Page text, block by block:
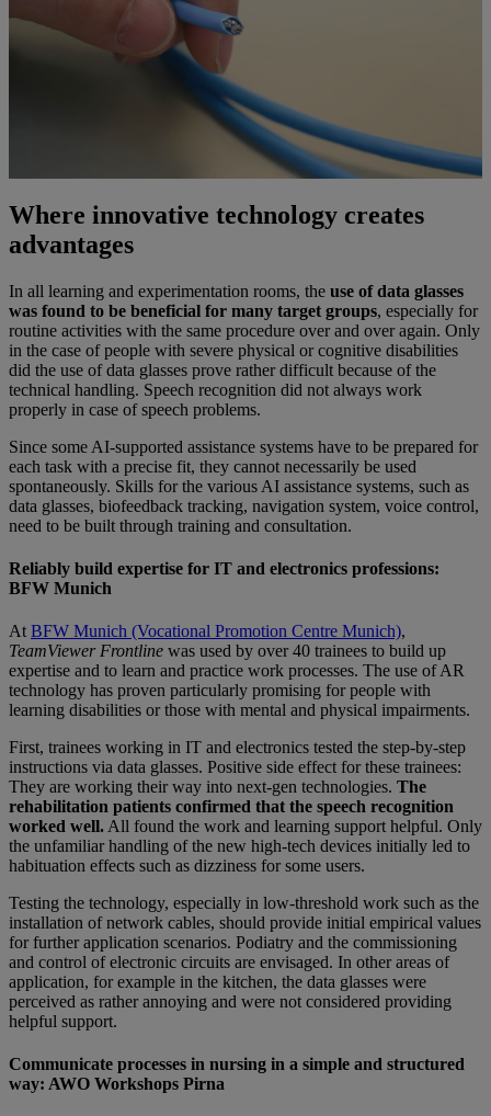
Where innovative technology creates
advantages
In all learning and experimentation rooms, the use of data glasses
was found to be beneficial for many target groups, especially for
routine activities with the same procedure over and over again. Only
in the case of people with severe physical or cognitive disabilities
did the use of data glasses prove rather difficult because of the
technical handling. Speech recognition did not always work
properly in case of speech problems.
Since some AI-supported assistance systems have to be prepared for
each task with a precise fit, they cannot necessarily be used
spontaneously. Skills for the various AI assistance systems, such as
data glasses, biofeedback tracking, navigation system, voice control,
need to be built through training and consultation.
Reliably build expertise for IT and electronics professions:
BFW Munich
At BFW Munich (Vocational Promotion Centre Munich),
TeamViewer Frontline was used by over 40 trainees to build up
expertise and to learn and practice work processes. The use of AR
technology has proven particularly promising for people with
learning disabilities or those with mental and physical impairments.
First, trainees working in IT and electronics tested the step-by-step
instructions via data glasses. Positive side effect for these trainees:
They are working their way into next-gen technologies. The
rehabilitation patients confirmed that the speech recognition
worked well. All found the work and learning support helpful. Only
the unfamiliar handling of the new high-tech devices initially led to
habituation effects such as dizziness for some users.
Testing the technology, especially in low-threshold work such as the
installation of network cables, should provide initial empirical values
for further application scenarios. Podiatry and the commissioning
and control of electronic circuits are envisaged. In other areas of
application, for example in the kitchen, the data glasses were
perceived as rather annoying and were not considered providing
helpful support.
Communicate processes in nursing in a simple and structured
way: AWO Workshops Pirna